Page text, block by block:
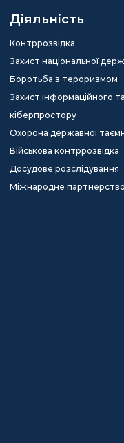
Діяльність
Контррозвідка
Захист національної
Боротьба з тероризмом
Захист інформаційного та
кіберпростору
Охорона державної
Військова контррозвідка
Досудове розслідування
Міжнародне партнерство